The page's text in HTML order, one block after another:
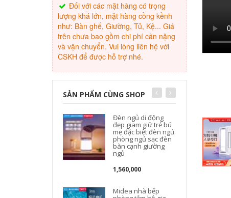
Đối với các mặt hàng có trọng
lượng khá lớn, mặt hàng cồng kềnh
như: Bàn ghế, Giường, Tủ, Kệ... Giá
trên chưa bao gồm chi phí cân nặng
và vận chuyển. Vui lòng liên hệ với
CSKH để được hỗ trợ nhé.
SẢN PHẨM CÙNG SHOP
Đèn ngủ di động
đẹp giam giữ trẻ bú
mẹ đặc biệt đèn ngủ
phòng ngủ sạc đèn
bàn cạnh giường
ngủ
1,560,000
Midea nhà bếp